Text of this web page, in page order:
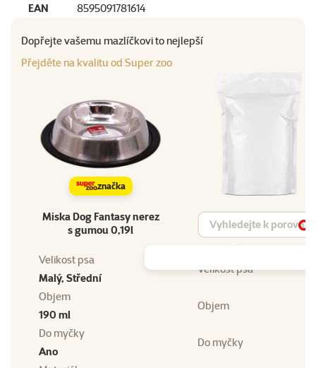
EAN
8595091781614
Dopřejte vašemu mazlíčkovi to nejlepší
Přejděte na kvalitu od Super zoo
značka
Miska Dog Fantasy nerez
s gumou 0,19l
Vyhledat produkt
Velikost psa
Malý, Střední
Velikost psa
Objem
190 ml
Objem
Do myčky
Ano
Do myčky